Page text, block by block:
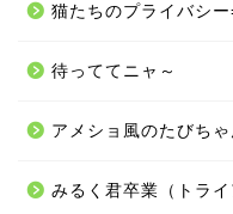
猫たちのプライバシ
待っててニャ～
アメショ風のたびちゃ
みるく君卒業（トラ